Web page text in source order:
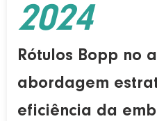
Rótulos Bopp no
abordagem
eficiência da
2024